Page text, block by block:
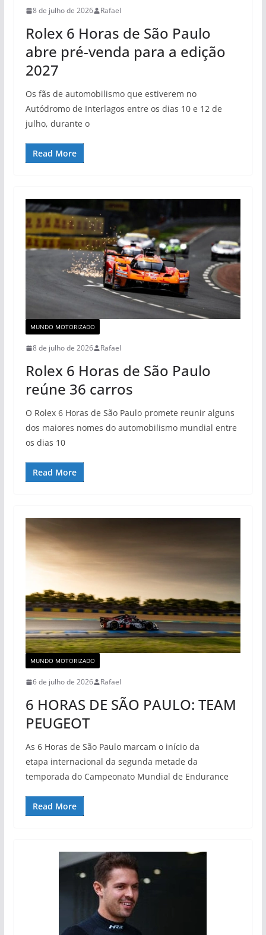
8 de julho de 2026 Rafael
Rolex 6 Horas de São Paulo
abre pré-venda para a edição
2027
Os fãs de automobilismo que estiverem no
Autódromo de Interlagos entre os dias 10 e 12 de
julho, durante o
Read More
MUNDO MOTORIZADO
8 de julho de 2026 Rafael
Rolex 6 Horas de São Paulo
reúne 36 carros
O Rolex 6 Horas de São Paulo promete reunir alguns
dos maiores nomes do automobilismo mundial entre
os dias 10
Read More
MUNDO MOTORIZADO
6 de julho de 2026 Rafael
6 HORAS DE SÃO PAULO: TEAM
PEUGEOT
As 6 Horas de São Paulo marcam o início da
etapa internacional da segunda metade da
temporada do Campeonato Mundial de Endurance
Read More